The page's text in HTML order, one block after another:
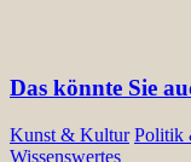
Das könnte Sie
Kunst & Kultur Politik
Wissenswertes